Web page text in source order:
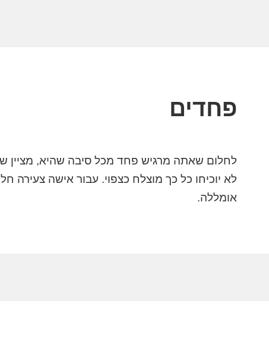
פחדים
לחלום שאתה מרגיש פחד מכל סיבה שהיא, מציין
לא יוכיחו כל כך מוצלח כצפוי. עבור אישה צעירה
אומללה.